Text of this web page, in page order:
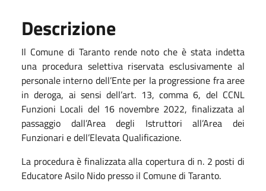
Descrizione
Il Comune di Taranto rende noto che è stata indetta
una procedura selettiva riservata esclusivamente al
personale interno dell’Ente per la progressione fra aree
in deroga, ai sensi dell’art. 13, comma 6, del CCNL
Funzioni Locali del 16 novembre 2022, finalizzata al
passaggio dall’Area degli Istruttori all’Area dei
Funzionari e dell’Elevata Qualificazione.
La procedura è finalizzata alla copertura di n. 2 posti di
Educatore Asilo Nido presso il Comune di Taranto.